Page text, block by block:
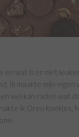
en wat is er niet
Ik maakte mijn
wel kan raden wat
ik Oreo koekjes,